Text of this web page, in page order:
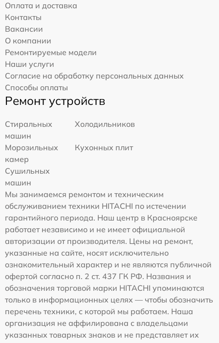
Оплата и доставка
Контакты
Вакансии
О компании
Ремонтируемые модели
Наши услуги
Согласие на обработку персональных данных
Способы оплаты
Ремонт устройств
Стиральных
машин
Холодильников
Морозильных
камер
Кухонных плит
Сушильных
машин
Мы занимаемся ремонтом и техническим
обслуживанием техники HITACHI по истечении
гарантийного периода. Наш центр в Красноярске
работает независимо и не имеет официальной
авторизации от производителя. Цены на ремонт,
указанные на сайте, носят исключительно
ознакомительный характер и не являются публичной
офертой согласно п. 2 ст. 437 ГК РФ. Названия и
обозначения торговой марки HITACHI упоминаются
только в информационных целях — чтобы обозначить
перечень техники, с которой мы работаем. Наша
организация не аффилирована с владельцами
указанных товарных знаков и не представляет их